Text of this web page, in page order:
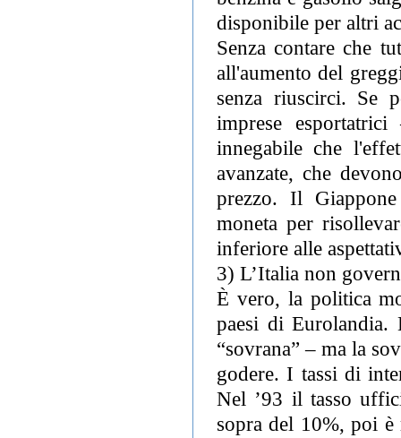
disponibile per altri
Senza contare che
all'aumento del
senza riuscirci. Se
imprese
innegabile che
avanzate, che
prezzo. Il
moneta per
inferiore alle
3) L’Italia non
È vero, la politica
paesi di Eurolandia.
“sovrana” – ma la
godere. I tassi di
Nel ’93 il tasso
sopra del 10%, poi